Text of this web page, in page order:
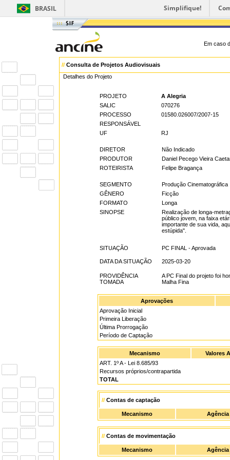
BRASIL Simplifique!
Em caso
// Consulta de Projetos Audiovisuais
Detalhes do Projeto
PROJETO
A Alegria
SALIC
070276
PROCESSO
01580.026007/2007-15
RESPONSÁVEL
UF
RJ
DIRETOR
Não Indicado
PRODUTOR
Daniel Pecego Vieira
ROTEIRISTA
Felipe Bragança
SEGMENTO
Produção Cinematográfica
GÊNERO
Ficção
FORMATO
Longa
SINOPSE
Realização de longa-
público jovem, na faixa
importante de sua vida,
estúpida".
SITUAÇÃO PC FINAL - Aprovada
DATA DA SITUAÇÃO 2025-03-20
PROVIDÊNCIA
TOMADA
A PC Final do projeto foi
Malha Fina
Aprovações
Aprovação Inicial
Primeira Liberação
Última Prorrogação
Período de Captação
Mecanismo
Valores
ART. 1º A - Lei 8.685/93
Recursos próprios/contrapartida
TOTAL
// Contas de captação
Mecanismo Agência
// Contas de movimentação
Mecanismo Agência